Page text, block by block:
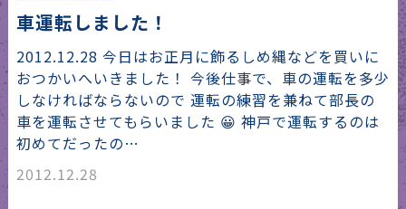
車運転しました！
2012.12.28 今日はお正月に飾るしめ縄などを買いに
おつかいへいきました！ 今後仕事で、車の運転を多少
しなければならないので 運転の練習を兼ねて部長の
車を運転させてもらいました 😀 神戸で運転するのは
初めてだったの…
2012.12.28